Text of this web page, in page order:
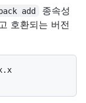
add
종속성
호환되는 버전